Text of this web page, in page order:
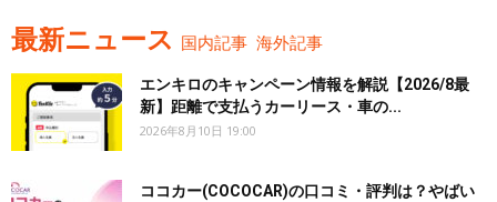
最新ニュース 国内記事 海外記事
エンキロのキャンペーン情報を解説【2026/8最
新】距離で支払うカーリース・車の...
2026年8月10日 19:00
ココカー(COCOCAR)の口コミ・評判は？やばい